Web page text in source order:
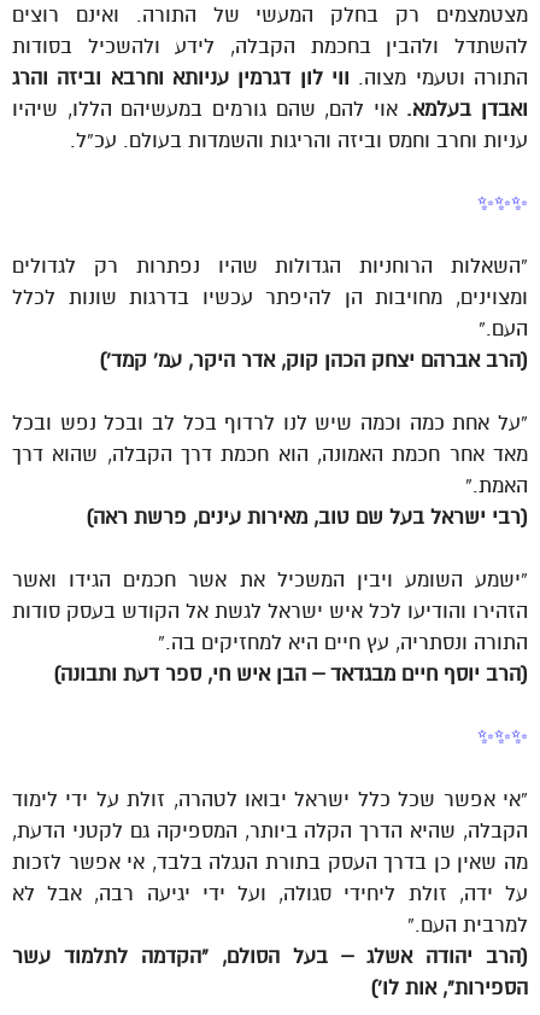
מצטמצמים רק בחלק המעשי של התורה. ואינם רוצים
להשתדל ולהבין בחכמת הקבלה, לידע ולהשכיל בסודות
התורה וטעמי מצוה. ווי לון דגרמין עניותא וחרבא וביזה והרג
ואבדן בעלמא.אוי להם, שהם גורמים במעשיהם הללו, שיהיו
עניות וחרב וחמס וביזה והריגות והשמדות בעולם. עכ”ל.
✨✨✨
“השאלות הרוחניות הגדולות שהיו נפתרות רק לגדולים
ומצוינים, מחויבות הן להיפתר עכשיו בדרגות שונות לכלל
העם.”
(הרב אברהם יצחק הכהן קוק, אדר היקר, עמ’ קמד’)
“על אחת כמה וכמה שיש לנו לרדוף בכל לב ובכל נפש ובכל
מאד אחר חכמת האמונה, הוא חכמת דרך הקבלה, שהוא דרך
האמת.”
(רבי ישראל בעל שם טוב, מאירות עינים, פרשת ראה)
“ישמע השומע ויבין המשכיל את אשר חכמים הגידו ואשר
הזהירו והודיעו לכל איש ישראל לגשת אל הקודש בעסק סודות
התורה ונסתריה, עץ חיים היא למחזיקים בה.”
(הרב יוסף חיים מבגדאד – הבן איש חי, ספר דעת ותבונה)
✨✨✨
“אי אפשר שכל כלל ישראל יבואו לטהרה, זולת על ידי לימוד
הקבלה, שהיא הדרך הקלה ביותר, המספיקה גם לקטני הדעת,
מה שאין כן בדרך העסק בתורת הנגלה בלבד, אי אפשר לזכות
על ידה, זולת ליחידי סגולה, ועל ידי יגיעה רבה, אבל לא
למרבית העם.”
(הרב יהודה אשלג – בעל הסולם, “הקדמה לתלמוד עשר
הספירות”, אות לו’)